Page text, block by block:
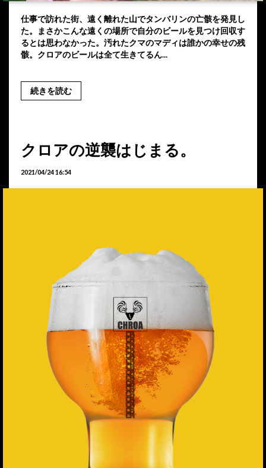
仕事で訪れた街、遠く離れた山でタンバリンの亡骸を発見し
た。まさかこんな遠くの場所で自分のビールを見つけ回収す
るとは思わなかった。汚れたクマのマディは誰かの幸せの残
骸。クロアのビールは全て生きてるん...
続きを読む
クロアの逆襲はじまる。
2021/04/24 16:54